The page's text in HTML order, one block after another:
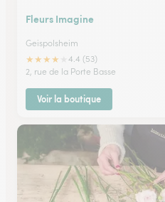
Fleurs Imagine
Geispolsheim
★★★★
4.4 (53)
2, rue de la Porte Basse
Voir la boutique